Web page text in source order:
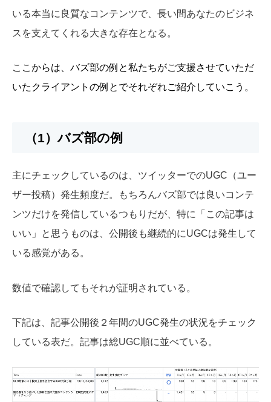
いる本当に良質なコンテンツで、長い間あなたのビジネ
スを支えてくれる大きな存在となる。
ここからは、バズ部の例と私たちがご支援させていただ
いたクライアントの例とでそれぞれご紹介していこう。
（1）バズ部の例
主にチェックしているのは、ツイッターでのUGC（ユー
ザー投稿）発生頻度だ。もちろんバズ部では良いコンテ
ンツだけを発信しているつもりだが、特に「この記事は
いい」と思うものは、公開後も継続的にUGCは発生して
いる感覚がある。
数値で確認してもそれが証明されている。
下記は、記事公開後２年間のUGC発生の状況をチェック
している表だ。記事は総UGC順に並べている。